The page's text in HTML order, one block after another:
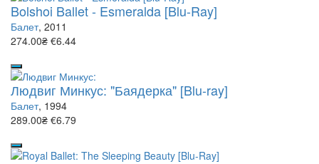
Bolshoi Ballet - Esmeralda [Blu-Ray]
Балет, 2011
274.00₴ €6.44
Людвиг Минкус: "Баядерка" [Blu-ray]
Балет, 1994
289.00₴ €6.79